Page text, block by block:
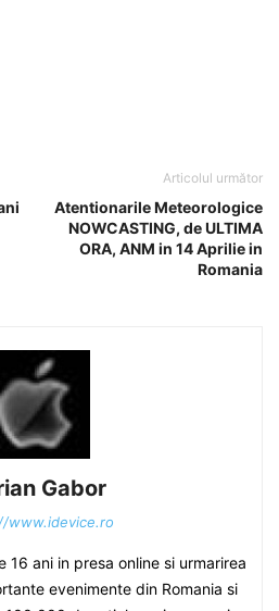
Articolul următor
Atentionarile Meteorologice
NOWCASTING, de ULTIMA
ORA, ANM in 14 Aprilie in
Romania
Gabor
www.idevice.ro
16 ani in presa online si urmarirea
evenimente din Romania si